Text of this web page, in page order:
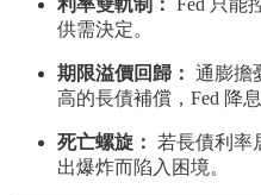
利率雙軌制： Fed 只能
供需決定。
期限溢價回歸： 通膨擔
高的長債補償，Fed 降
死亡螺旋：
若長債利率
出爆炸而陷入困境。